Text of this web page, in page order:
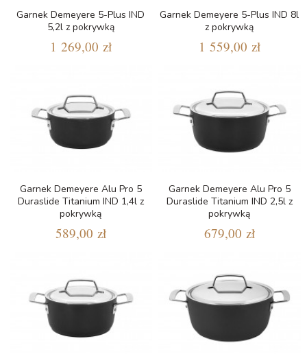
Garnek Demeyere 5-Plus IND
5,2l z pokrywką
1 269,00 zł
Garnek Demeyere 5-Plus IND 8l
z pokrywką
1 559,00 zł
Garnek Demeyere Alu Pro 5
Duraslide Titanium IND 1,4l z
pokrywką
589,00 zł
Garnek Demeyere Alu Pro 5
Duraslide Titanium IND 2,5l z
pokrywką
679,00 zł